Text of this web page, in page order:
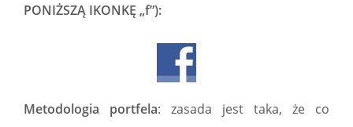
PONIŻSZĄ IKONKĘ „f”):
Metodologia portfela: zasada jest taka, że co